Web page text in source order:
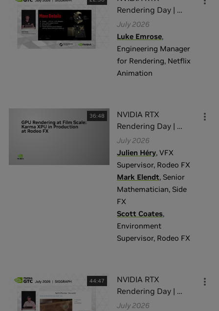
Rendering Day | …
July 2026
Luke Emrose,
Engineering Manager
for Rendering, Netflix
Animation
36:48
NVIDIA RTX
Rendering Day | …
July 2026
Julien Héry, VFX
Supervisor, Rodeo FX
Mark Elendt, Senior
Mathematician, Side
FX
Scott Coates,
Environment
Supervisor, Rodeo FX
44:47
NVIDIA RTX
Rendering Day | …
July 2026